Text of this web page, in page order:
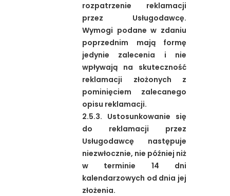
rozpatrzenie reklamacji
przez Usługodawcę.
Wymogi podane w zdaniu
poprzednim mają formę
jedynie zalecenia i nie
wpływają na skuteczność
reklamacji złożonych z
pominięciem zalecanego
opisu reklamacji.
2.5.3. Ustosunkowanie się
do reklamacji przez
Usługodawcę następuje
niezwłocznie, nie później niż
w terminie 14 dni
kalendarzowych od dnia jej
złożenia.